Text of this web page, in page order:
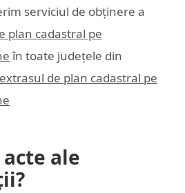
serviciul de obținere a
plan cadastral pe
în toate județele din
de plan cadastral pe
ale